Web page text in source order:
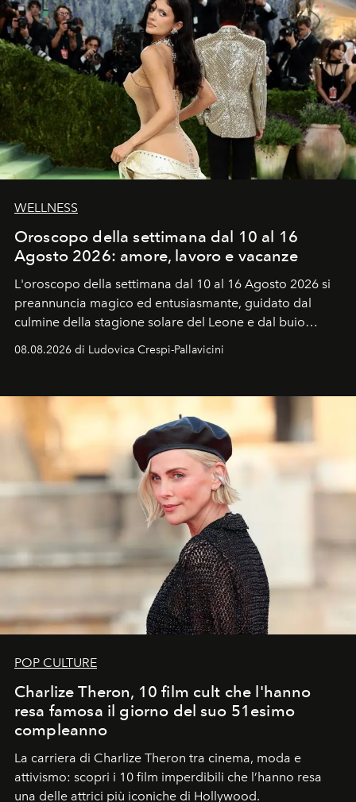
WELLNESS
Oroscopo della settimana dal 10 al 16
Agosto 2026: amore, lavoro e vacanze
L'oroscopo della settimana dal 10 al 16 Agosto 2026 si
preannuncia magico ed entusiasmante, guidato dal
culmine della stagione solare del Leone e dal buio
favorevole della Luna nuova in Leone del 12 agosto,
ideale per la notte delle Perseidi.
08.08.2026 di Ludovica Crespi-Pallavicini
POP CULTURE
Charlize Theron, 10 film cult che l'hanno
resa famosa il giorno del suo 51esimo
compleanno
La carriera di Charlize Theron tra cinema, moda e
attivismo: scopri i 10 film imperdibili che l’hanno resa
una delle attrici più iconiche di Hollywood.